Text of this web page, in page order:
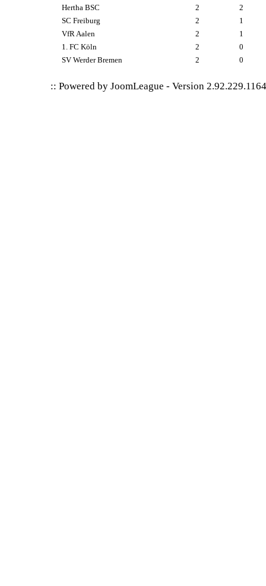
Hertha BSC
2
2
SC Freiburg
2
1
VfR Aalen
2
1
1. FC Köln
2
0
SV Werder Bremen
2 0
:: Powered byJoomLeague -Version